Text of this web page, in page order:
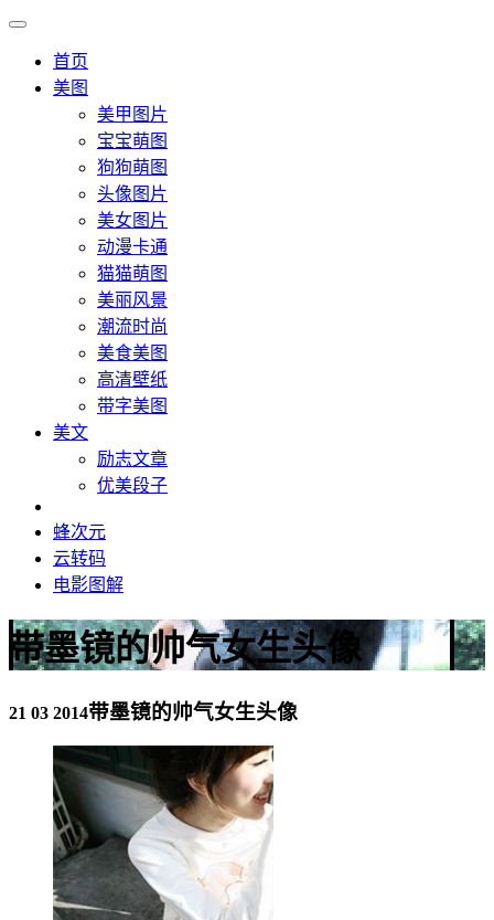
首页
美图
美甲图片
宝宝萌图
狗狗萌图
头像图片
美女图片
动漫卡通
猫猫萌图
美丽风景
潮流时尚
美食美图
高清壁纸
带字美图
美文
励志文章
优美段子
蜂次元
云转码
电影图解
带墨镜的帅气女生头像
21 03 2014带墨镜的帅气女生头像